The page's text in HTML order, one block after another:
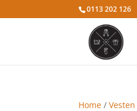
0113 202 126
Home /Vesten